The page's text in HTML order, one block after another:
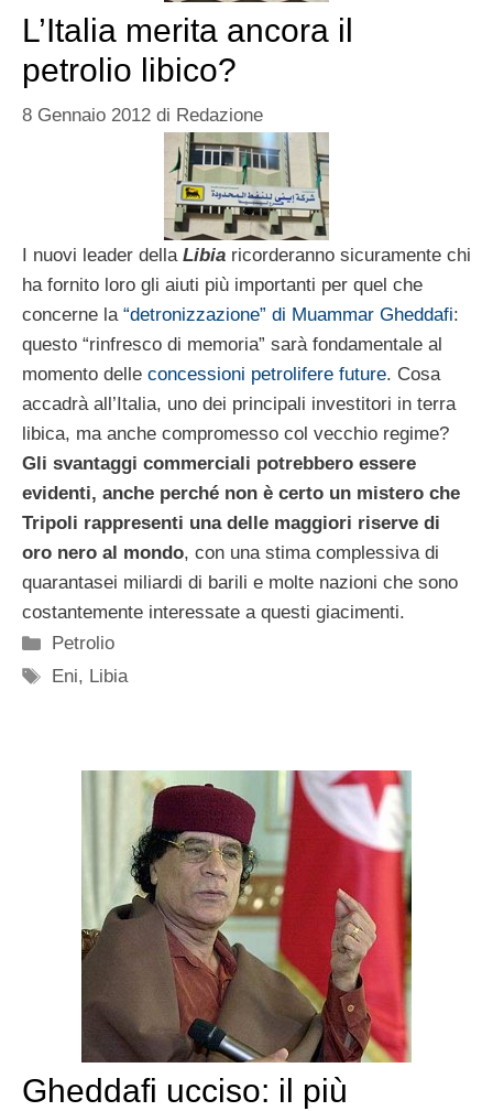
L’Italia merita ancora il
petrolio libico?
8 Gennaio 2012 di Redazione
I nuovi leader della Libia ricorderanno sicuramente chi
ha fornito loro gli aiuti più importanti per quel che
concerne la “detronizzazione” di Muammar Gheddafi:
questo “rinfresco di memoria” sarà fondamentale al
momento delle concessioni petrolifere future. Cosa
accadrà all’Italia, uno dei principali investitori in terra
libica, ma anche compromesso col vecchio regime?
Gli svantaggi commerciali potrebbero essere
evidenti, anche perché non è certo un mistero che
Tripoli rappresenti una delle maggiori riserve di
oro nero al mondo, con una stima complessiva di
quarantasei miliardi di barili e molte nazioni che sono
costantemente interessate a questi giacimenti.
Categorie
Petrolio
Tag
Eni, Libia
Gheddafi ucciso: il più